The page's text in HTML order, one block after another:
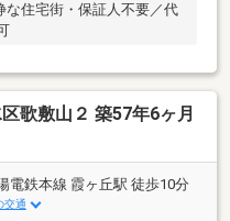
な住宅街・保証人不要／代
歌敷山２ 築57年6ヶ月
電鉄本線 霞ヶ丘駅 徒歩10分
交通